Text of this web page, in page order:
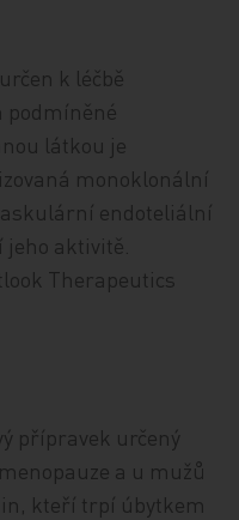
k léčbě
podmíněné
látkou je
monoklonální
endoteliální
aktivitě.
Therapeutics
přípravek určený
a u mužů
kteří trpí úbytkem